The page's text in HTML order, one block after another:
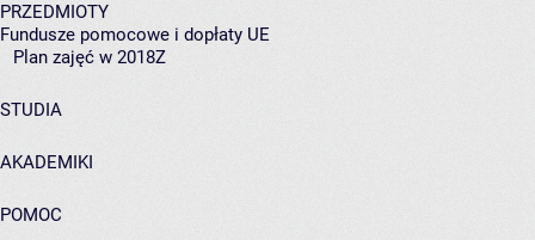
PRZEDMIOTY
Fundusze pomocowe i dopłaty UE
Plan zajęć w 2018Z
STUDIA
AKADEMIKI
POMOC